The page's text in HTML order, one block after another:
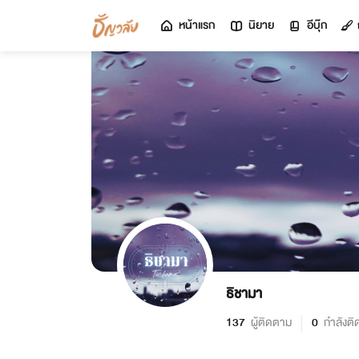
หน้าแรก นิยาย อีบุ๊ก
ธิชามา
137 ผู้ติดตาม 0 กำลัง